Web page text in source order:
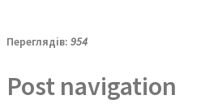
Переглядів: 954
Post navigation